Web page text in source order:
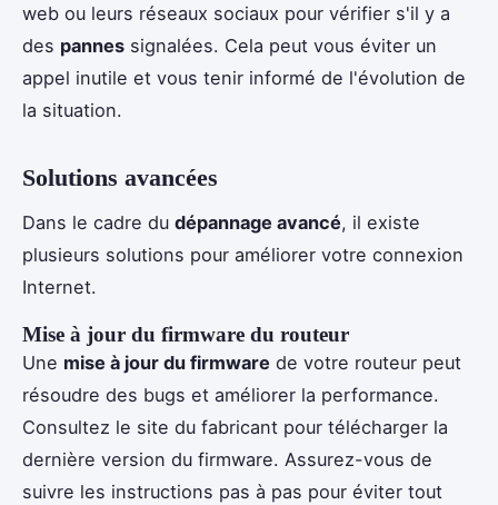
web ou leurs réseaux sociaux pour vérifier s'il y a
des pannes signalées. Cela peut vous éviter un
appel inutile et vous tenir informé de l'évolution de
la situation.
Solutions avancées
Dans le cadre du dépannage avancé, il existe
plusieurs solutions pour améliorer votre connexion
Internet.
Mise à jour du firmware du routeur
Une mise à jour du firmware de votre routeur peut
résoudre des bugs et améliorer la performance.
Consultez le site du fabricant pour télécharger la
dernière version du firmware. Assurez-vous de
suivre les instructions pas à pas pour éviter tout